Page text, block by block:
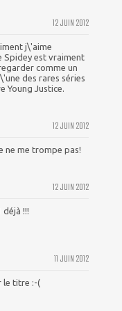
12 JUIN 2012
j\'aime
Spidey est vraiment
comme un
des rares séries
Young Justice.
12 JUIN 2012
ne me trompe pas!
12 JUIN 2012
!!!
11 JUIN 2012
le titre :-(